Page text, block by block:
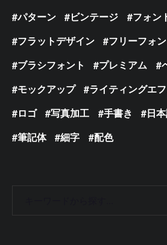
パターン
ビンテージ
フォン
フラットデザイン
フリーフォ
ブラシフォント
プレミアム
モックアップ
ライティングエ
ロゴ
写真加工 手書き
日
筆記体
細字 配色